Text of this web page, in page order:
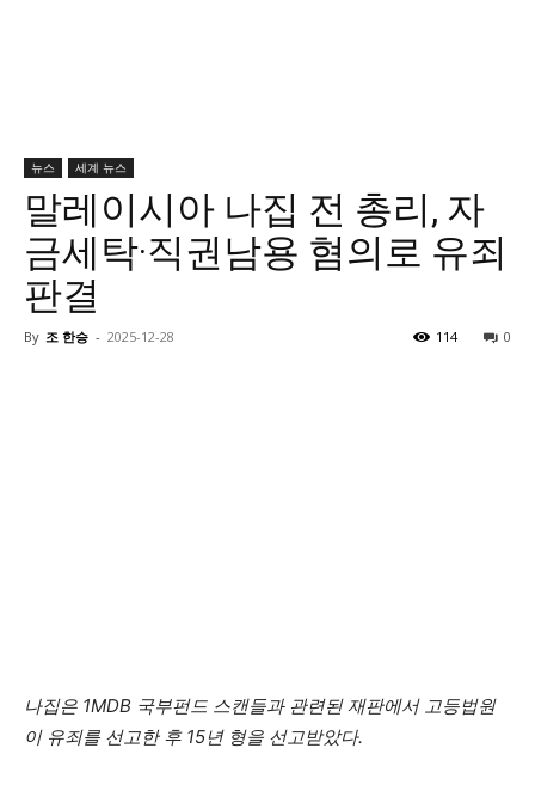
뉴스 세계 뉴스
말레이시아 나집 전 총리, 자
금세탁·직권남용 혐의로 유죄
판결
By 조 한승 - 2025-12-28 0
114
나집은 1MDB 국부펀드 스캔들과 관련된 재판에서 고등법원
이 유죄를 선고한 후 15년 형을 선고받았다.